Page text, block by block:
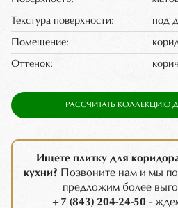
Текстура поверхности: под
Помещение:
Оттенок:
РАССЧИТАТЬ КОЛЛЕКЦИЮ
Ищете плитку для
кухни? Позвоните нам и мы
предложим более
+7 (843) 204-24-50 -